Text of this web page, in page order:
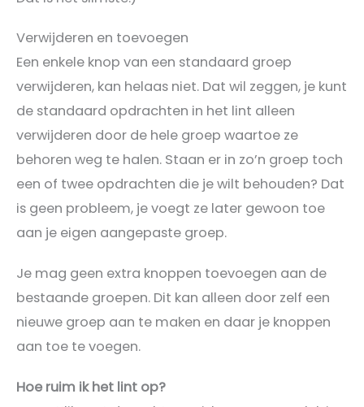
Verwijderen en toevoegen
Een enkele knop van een standaard groep
verwijderen, kan helaas niet. Dat wil zeggen, je kunt
de standaard opdrachten in het lint alleen
verwijderen door de hele groep waartoe ze
behoren weg te halen. Staan er in zo’n groep toch
een of twee opdrachten die je wilt behouden? Dat
is geen probleem, je voegt ze later gewoon toe
aan je eigen aangepaste groep.
Je mag geen extra knoppen toevoegen aan de
bestaande groepen. Dit kan alleen door zelf een
nieuwe groep aan te maken en daar je knoppen
aan toe te voegen.
Hoe ruim ik het lint op?